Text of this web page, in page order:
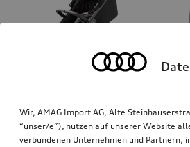
Audi Kinderwagen
Wir, AMAG Import AG, Alte
“unser/e”), nutzen auf unserer Website
verbundenen Unternehmen und Partnern,